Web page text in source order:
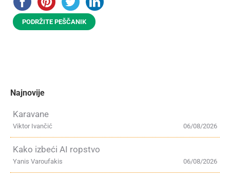
PODRŽITE PEŠČANIK
Najnovije
Karavane
06/08/2026
Viktor Ivančić
Kako izbeći AI ropstvo
06/08/2026
Yanis Varoufakis